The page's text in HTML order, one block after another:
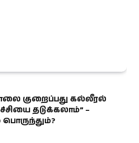
குறைப்பது கல்லீரல்
தடுக்கலாம்” –